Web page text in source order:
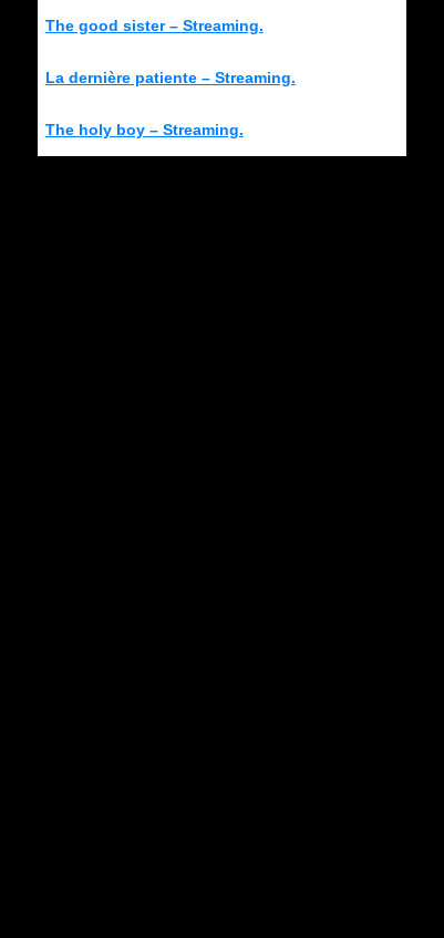
The good sister – Streaming.
La dernière patiente – Streaming.
The holy boy – Streaming.